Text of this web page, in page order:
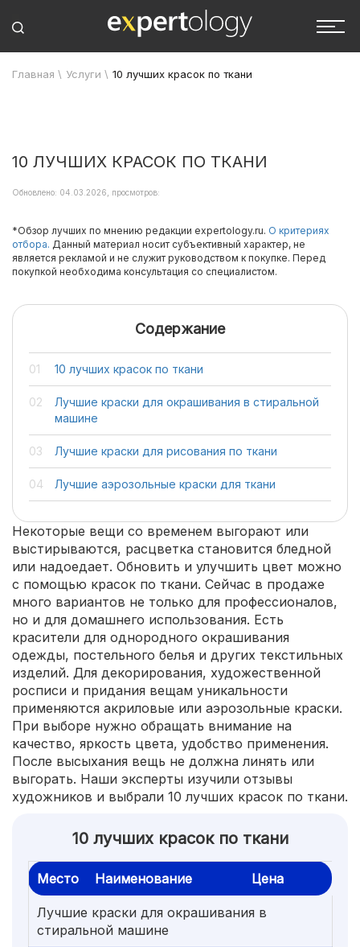
Главная \ Услуги \ 10 лучших красок по ткани
10 ЛУЧШИХ КРАСОК ПО ТКАНИ
Обновлено: 04.03.2026, просмотров:
*Обзор лучших по мнению редакции expertology.ru. О критериях
отбора. Данный материал носит субъективный характер, не
является рекламой и не служит руководством к покупке. Перед
покупкой необходима консультация со специалистом.
Содержание
10 лучших красок по ткани
Лучшие краски для окрашивания в стиральной
машине
Лучшие краски для рисования по ткани
Лучшие аэрозольные краски для ткани
Некоторые вещи со временем выгорают или
выстирываются, расцветка становится бледной
или надоедает. Обновить и улучшить цвет можно
с помощью красок по ткани. Сейчас в продаже
много вариантов не только для профессионалов,
но и для домашнего использования. Есть
красители для однородного окрашивания
одежды, постельного белья и других текстильных
изделий. Для декорирования, художественной
росписи и придания вещам уникальности
применяются акриловые или аэрозольные краски.
При выборе нужно обращать внимание на
качество, яркость цвета, удобство применения.
После высыхания вещь не должна линять или
выгорать. Наши эксперты изучили отзывы
художников и выбрали 10 лучших красок по ткани.
10 лучших красок по ткани
Место Наименование Цена
Лучшие краски для окрашивания в
стиральной машине